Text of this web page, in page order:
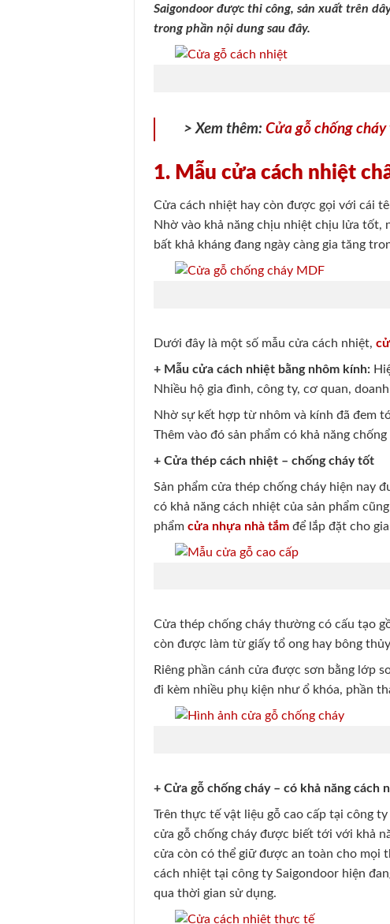
Saigondoor được thi công, sản xuất trên
trong phần nội dung sau đây.
> Xem thêm:Cửa gỗ chống
1. Mẫu cửa cách nhiệt
Cửa cách nhiệt hay còn được gọi với cái
Nhờ vào khả năng chịu nhiệt chịu lửa tốt,
bất khả kháng đang ngày càng gia tăng
Dưới đây là một số mẫu cửa cách nhiệt,
+ Mẫu cửa cách nhiệt bằng nhôm kính:
Nhiều hộ gia đình, công ty, cơ quan,
Nhờ sự kết hợp từ nhôm và kính đã đem
Thêm vào đó sản phẩm có khả năng
+ Cửa thép cách nhiệt – chống cháy tốt
Sản phẩm cửa thép chống cháy hiện nay
có khả năng cách nhiệt của sản phẩm
phẩmcửa nhựa nhà tắm để lắp đặt cho
Cửa thép chống cháy thường có cấu tạo
còn được làm từ giấy tổ ong hay bông
Riêng phần cánh cửa được sơn bằng lớp
đi kèm nhiều phụ kiện như ổ khóa, phần
+ Cửa gỗ chống cháy – có khả năng cách
Trên thực tế vật liệu gỗ cao cấp tại công
cửa gỗ chống cháy được biết tới với khả
cửa còn có thể giữ được an toàn cho mọi
cách nhiệt tại công ty Saigondoor hiện
qua thời gian sử dụng.